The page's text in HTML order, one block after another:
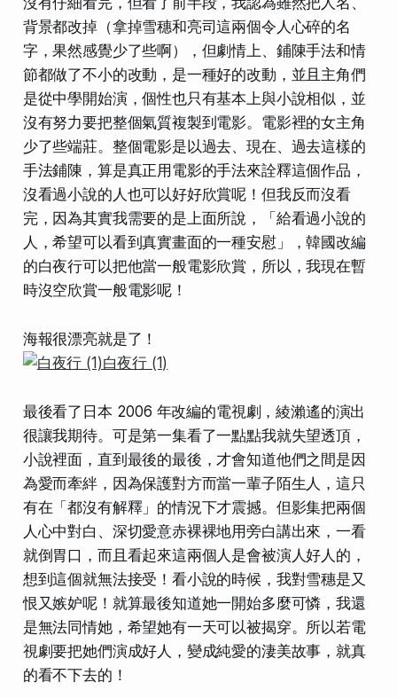
背景都改掉（拿掉雪穗和亮司這兩個令人心碎的名
字，果然感覺少了些啊），但劇情上、鋪陳手法和情
節都做了不小的改動，是一種好的改動，並且主角們
是從中學開始演，個性也只有基本上與小說相似，並
沒有努力要把整個氣質複製到電影。電影裡的女主角
少了些端莊。整個電影是以過去、現在、過去這樣的
手法鋪陳，算是真正用電影的手法來詮釋這個作品，
沒看過小說的人也可以好好欣賞呢！但我反而沒看
完，因為其實我需要的是上面所說，「給看過小說的
人，希望可以看到真實畫面的一種安慰」，韓國改編
的白夜行可以把他當一般電影欣賞，所以，我現在暫
時沒空欣賞一般電影呢！
海報很漂亮就是了！
最後看了日本 2006 年改編的電視劇，綾瀨遙的演出
很讓我期待。可是第一集看了一點點我就失望透頂，
小說裡面，直到最後的最後，才會知道他們之間是因
為愛而牽絆，因為保護對方而當一輩子陌生人，這只
有在「都沒有解釋」的情況下才震撼。但影集把兩個
人心中對白、深切愛意赤裸裸地用旁白講出來，一看
就倒胃口，而且看起來這兩個人是會被演人好人的，
想到這個就無法接受！看小說的時候，我對雪穗是又
恨又嫉妒呢！就算最後知道她一開始多麼可憐，我還
是無法同情她，希望她有一天可以被揭穿。所以若電
視劇要把她們演成好人，變成純愛的淒美故事，就真
的看不下去的！